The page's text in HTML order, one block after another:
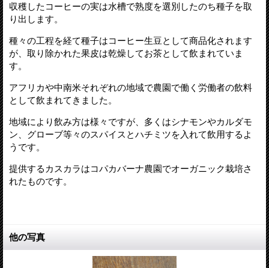
収穫したコーヒーの実は水槽で熟度を選別したのち種子を取
り出します。
種々の工程を経て種子はコーヒー生豆として商品化されます
が、取り除かれた果皮は乾燥してお茶として飲まれていま
す。
アフリカや中南米それぞれの地域で農園で働く労働者の飲料
として飲まれてきました。
地域により飲み方は様々ですが、多くはシナモンやカルダモ
ン、グローブ等々のスパイスとハチミツを入れて飲用するよ
うです。
提供するカスカラはコパカバーナ農園でオーガニック栽培さ
れたものです。
他の写真